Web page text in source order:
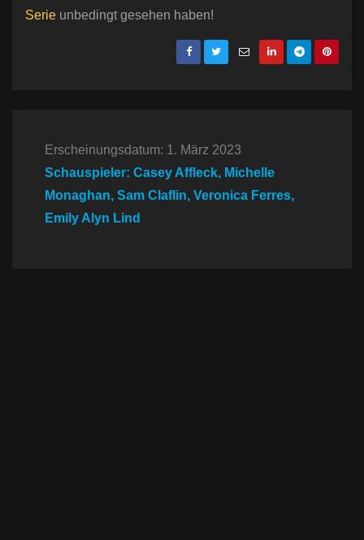
Serie unbedingt gesehen haben!
Erscheinungsdatum: 1. März 2023
Schauspieler: Casey Affleck, Michelle
Monaghan, Sam Claflin, Veronica Ferres,
Emily Alyn Lind